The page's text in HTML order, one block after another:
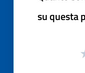
su questa